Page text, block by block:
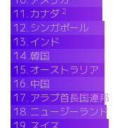
11.カナダ 2
12. シンガポール
13. インド
14.韓国
15.オーストラリア
16. 中国
17. アラブ首長国連邦
18. ニュージーランド